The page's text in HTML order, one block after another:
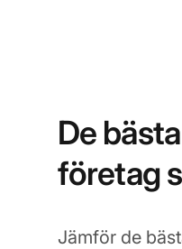
De
företag
Jämför de